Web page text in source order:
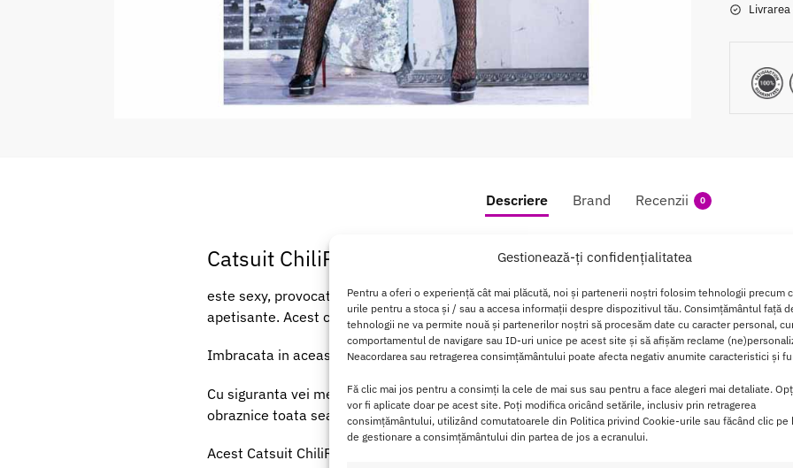
Gestionează-ți confidențialitatea
Pentru a oferi o experiență cât mai plăcută, noi și partenerii noștri folosim tehnologii precum
urile pentru a stoca și / sau a accesa informații despre dispozitivul tău. Consimțământul față
tehnologii ne va permite nouă și partenerilor noștri să procesăm date cu caracter personal,
comportamentul de navigare sau ID-uri unice pe acest site și să afișăm reclame
Neacordarea sau retragerea consimțământului poate afecta negativ anumite caracteristici și
Fă clic mai jos pentru a consimți la cele de mai sus sau pentru a face alegeri mai detaliate.
vor fi aplicate doar pe acest site. Poți modifica oricând setările, inclusiv prin retragerea
consimțământului, utilizând comutatoarele din Politica privind Cookie-urile sau făcând clic pe
de gestionare a consimțământului din partea de jos a ecranului.
Descriere Brand Recenzii 0
Catsuit ChiliRose CR-4233 Negru,
este sexy, provocator si are un design inovator ce iti invaluie corpul in delicatetea dantelei
apetisante. Acest catsuit este propunerea perfecta pentru femeile cu incredere in sine.
Imbracata in aceasta lenjerie sexy vei surprinde, iar iubitul tau nu isi va putea lua privirea
Cu siguranta vei mentine temperatura in dormitor la cel mai inalt punct și impreuna ve-ti
obraznice toata seara.
Acest Catsuit ChiliRose CR-4233 Negru este realizat din din plasa fina si broderie